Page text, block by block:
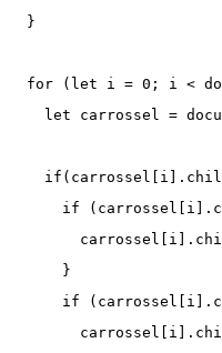
}
for (let i = 0; i <
let carrossel =
if
}
if